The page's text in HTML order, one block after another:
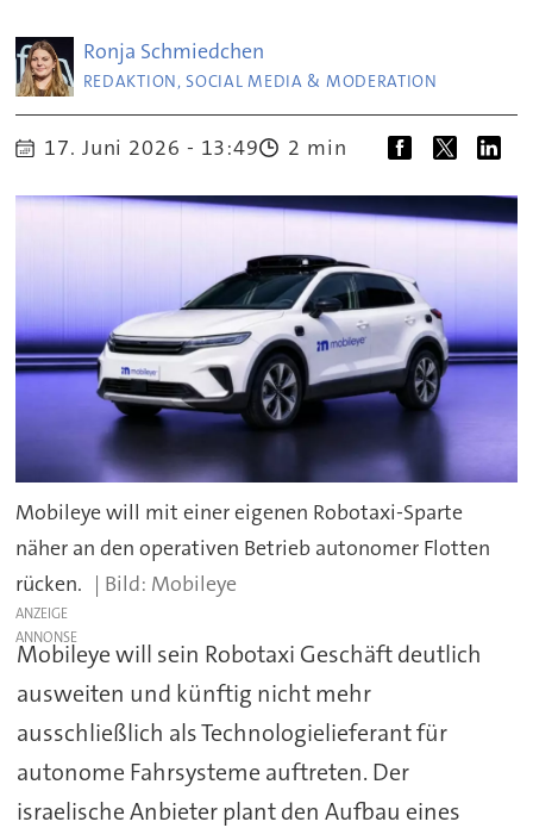
Ronja Schmiedchen
REDAKTION, SOCIAL MEDIA & MODERATION
17. Juni 2026 - 13:49 2 min
Mobileye will mit einer eigenen Robotaxi-Sparte
näher an den operativen Betrieb autonomer Flotten
rücken.
Mobileye
ANZEIGE
Mobileye will sein Robotaxi Geschäft deutlich
ausweiten und künftig nicht mehr
ausschließlich als Technologielieferant für
autonome Fahrsysteme auftreten. Der
israelische Anbieter plant den Aufbau eines